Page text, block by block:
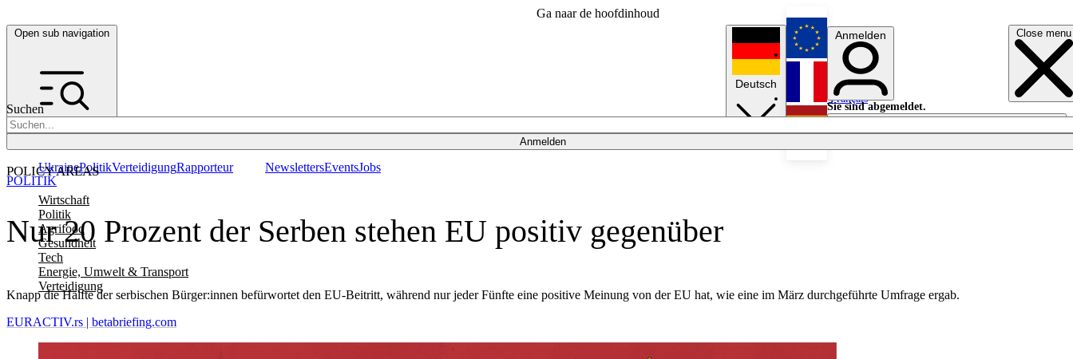
Ga naar de hoofdinhoud
Open sub navigation Close menu
Suchen
Anmelden
POLICY AREAS
Wirtschaft
Politik
Agrifood
Gesundheit
Tech
Energie, Umwelt & Transport
Verteidigung
UkrainePolitikVerteidigungRapporteur NewslettersEventsJobs
Deutsch
English
Français
Anmelden
Sie sind abgemeldet.
Anmelden
Licht aus
Nur 20 Prozent der Serben stehen EU positiv gegenüber
Knapp die Hälfte der serbischen Bürger:innen befürwortet den EU-Beitritt, während nur jeder Fünfte eine positive Meinung von der EU hat, wie eine im März durchgeführte Umfrage ergab.
POLITIK
EURACTIV.rs | betabriefing.com